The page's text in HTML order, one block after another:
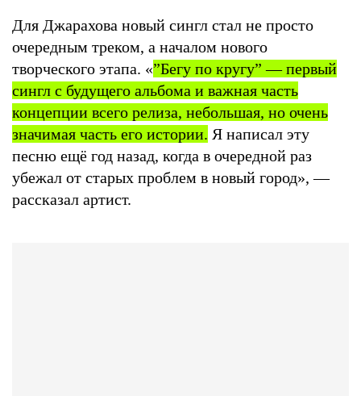
Для Джарахова новый сингл стал не просто
очередным треком, а началом нового
творческого этапа. «”Бегу по кругу” — первый
сингл с будущего альбома и важная часть
концепции всего релиза, небольшая, но очень
значимая часть его истории. Я написал эту
песню ещё год назад, когда в очередной раз
убежал от старых проблем в новый город», —
рассказал артист.